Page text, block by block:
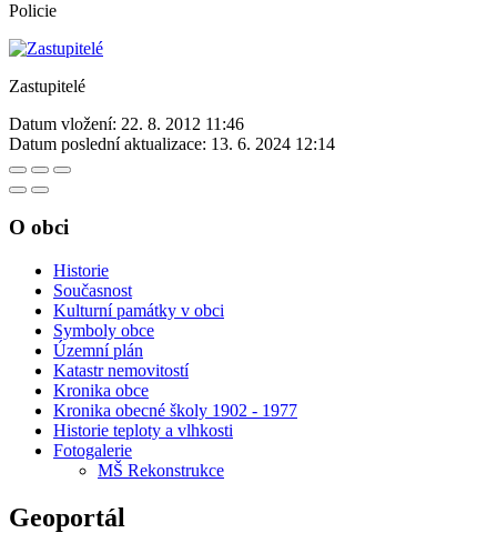
Policie
Zastupitelé
Datum vložení: 22. 8. 2012 11:46
Datum poslední aktualizace: 13. 6. 2024 12:14
O obci
Historie
Současnost
Kulturní památky v obci
Symboly obce
Územní plán
Katastr nemovitostí
Kronika obce
Kronika obecné školy 1902 - 1977
Historie teploty a vlhkosti
Fotogalerie
MŠ Rekonstrukce
Geoportál